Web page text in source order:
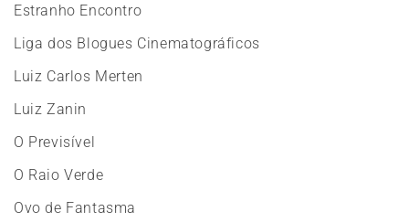
Estranho Encontro
Liga dos Blogues Cinematográficos
Luiz Carlos Merten
Luiz Zanin
O Previsível
O Raio Verde
Ovo de Fantasma